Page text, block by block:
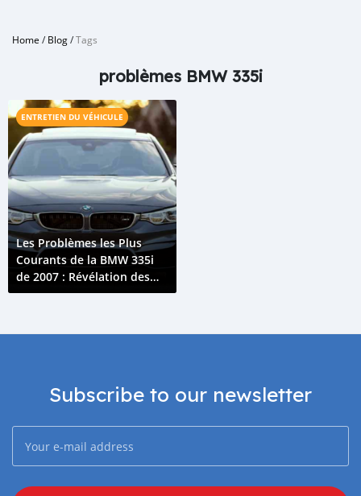
Home /Blog/Tags
problèmes BMW 335i
ENTRETIEN DU VÉHICULE
Les Problèmes les Plus
Courants de la BMW 335i
de 2007 : Révélation des
Principales Problématiques
Subscribe to our newsletter